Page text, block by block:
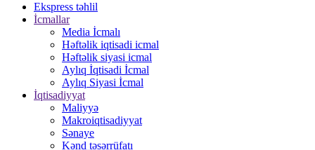
Ekspress təhlil
İcmallar
Media İcmalı
Həftəlik iqtisadi icmal
Həftəlik siyasi icmal
Aylıq İqtisadi İcmal
Aylıq Siyasi İcmal
İqtisadiyyat
Maliyyə
Makroiqtisadiyyat
Sənaye
Kənd təsərrüfatı